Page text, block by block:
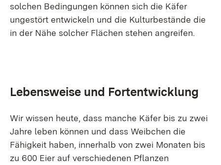
solchen Bedingungen können sich die Käfer
ungestört entwickeln und die Kulturbestände die
in der Nähe solcher Flächen stehen angreifen.
Lebensweise und Fortentwicklung
Wir wissen heute, dass manche Käfer bis zu zwei
Jahre leben können und dass Weibchen die
Fähigkeit haben, innerhalb von zwei Monaten bis
zu 600 Eier auf verschiedenen Pflanzen